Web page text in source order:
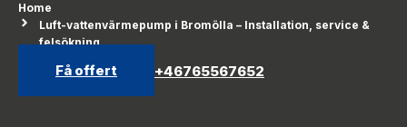
Home
Luft-vattenvärmepump i Bromölla – Installation, service &
felsökning
Få offert +46765567652